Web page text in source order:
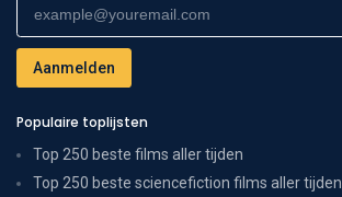
Populaire toplijsten
Top 250 beste films aller tijden
Top 250 beste sciencefiction films aller tijden